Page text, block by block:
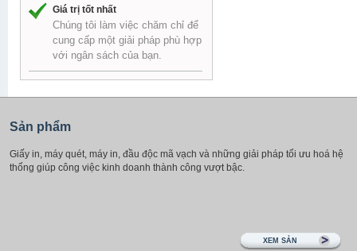
Giá trị tốt nhất
Chúng tôi làm việc chăm chỉ để
cung cấp một giải pháp phù hợp
với ngân sách của bạn.
Sản phẩm
Giấy in, máy quét, máy in, đầu độc mã vạch và những giải pháp tối ưu hoá hệ
thống giúp công việc kinh doanh thành công vượt bậc.
XEM SẢN